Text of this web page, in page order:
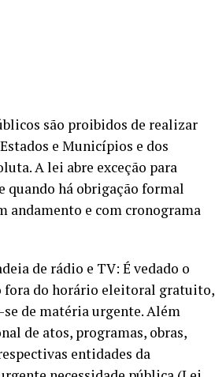
são proibidos de realizar
e Municípios e dos
A lei abre exceção para
quando há obrigação formal
andamento e com cronograma
de rádio e TV: É vedado o
fora do horário eleitoral gratuito,
de matéria urgente. Além
de atos, programas, obras,
entidades da